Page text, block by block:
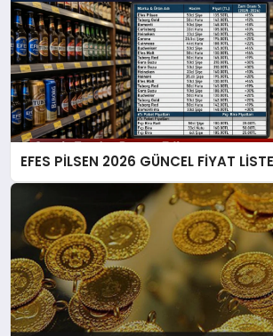
EFES PİLSEN 2026 GÜNCEL FİYAT